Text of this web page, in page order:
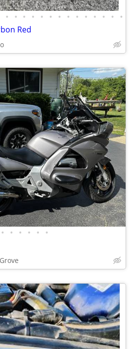
• • • • • • • • • • • • • •
Red
• • • • • •